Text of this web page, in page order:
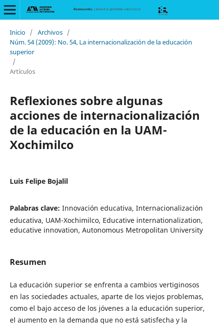
Inicio / Archivos /
Núm. 54 (2009): No. 54, La internacionalización de la educación
superior
/
Artículos
Reflexiones sobre algunas
acciones de internacionalización
de la educación en la UAM-
Xochimilco
Luis Felipe Bojalil
Palabras clave: Innovación educativa, Internacionalización
educativa, UAM-Xochimilco, Educative internationalization,
educative innovation, Autonomous Metropolitan University
Resumen
La educación superior se enfrenta a cambios vertiginosos
en las sociedades actuales, aparte de los viejos problemas,
como el bajo acceso de los jóvenes a la educación superior,
el aumento en la demanda que no está satisfecha y la